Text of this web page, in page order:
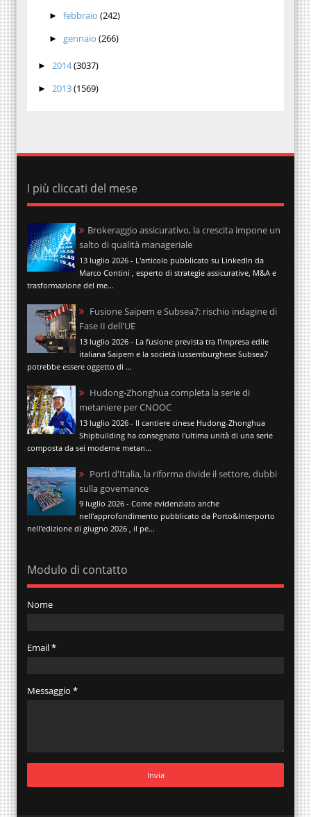
► febbraio (242)
► gennaio (266)
► 2014(3037)
► 2013(1569)
I più cliccati del mese
Brokeraggio assicurativo, la crescita impone un
salto di qualità manageriale
13 luglio 2026 - L'articolo pubblicato su LinkedIn da
Marco Contini , esperto di strategie assicurative, M&A e
trasformazione del me...
Fusione Saipem e Subsea7: rischio indagine di
Fase II dell'UE
13 luglio 2026 - La fusione prevista tra l'impresa edile
italiana Saipem e la società lussemburghese Subsea7
potrebbe essere oggetto di ...
Hudong-Zhonghua completa la serie di
metaniere per CNOOC
13 luglio 2026 - Il cantiere cinese Hudong-Zhonghua
Shipbuilding ha consegnato l'ultima unità di una serie
composta da sei moderne metan...
Porti d'Italia, la riforma divide il settore, dubbi
sulla governance
9 luglio 2026 - Come evidenziato anche
nell'approfondimento pubblicato da Porto&Interporto
nell'edizione di giugno 2026 , il pe...
Modulo di contatto
Nome
Email*
Messaggio *